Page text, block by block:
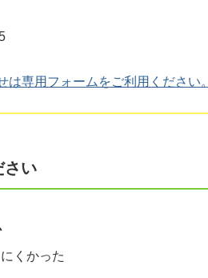
専用フォームをご利用ください。
さい
くかった